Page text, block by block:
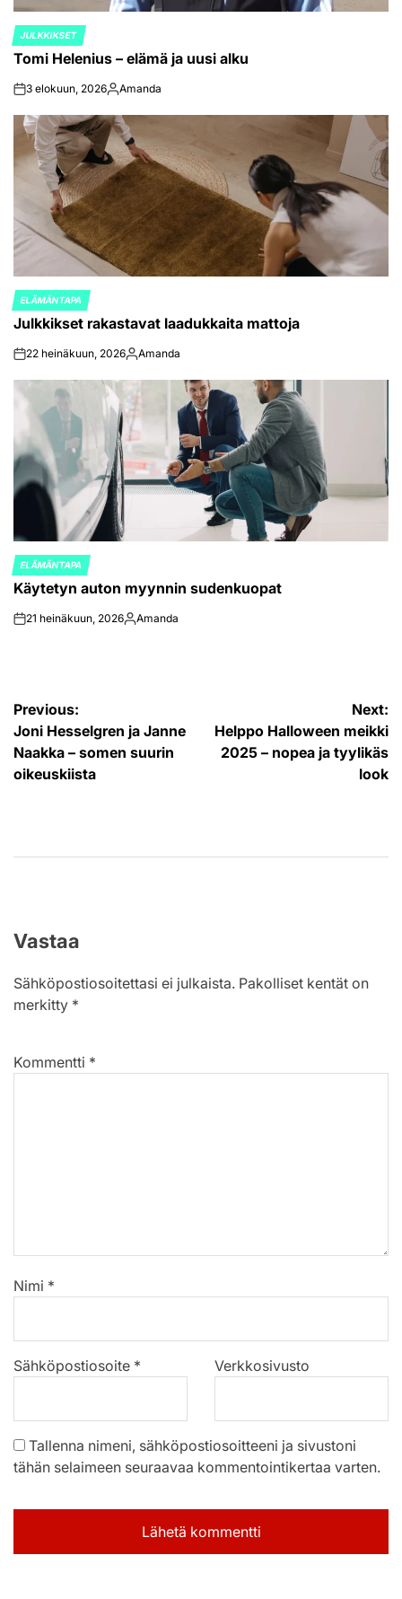
POSTED
IN
JULKKIKSET
Tomi Helenius – elämä ja uusi alku
on3 elokuun, 2026Posted
Amanda
POSTED
IN
ELÄMÄNTAPA
Julkkikset rakastavat laadukkaita mattoja
on22 heinäkuun, 2026Posted
Amanda
POSTED
IN
ELÄMÄNTAPA
Käytetyn auton myynnin sudenkuopat
on21 heinäkuun, 2026Posted
Amanda
Artikkelien
selaus
Previous:
Joni Hesselgren ja Janne
Naakka – somen suurin
oikeuskiista
Next:
Helppo Halloween meikki
2025 – nopea ja tyylikäs
look
Vastaa
Sähköpostiosoitettasi ei julkaista. Pakolliset kentät on
merkitty *
Kommentti *
Nimi *
Sähköpostiosoite * Verkkosivusto
Tallenna nimeni, sähköpostiosoitteeni ja sivustoni
tähän selaimeen seuraavaa kommentointikertaa varten.